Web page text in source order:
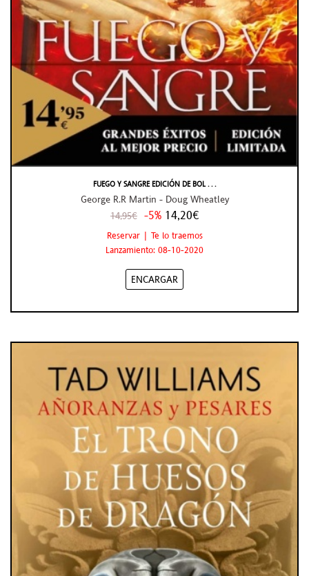
FUEGO Y SANGRE EDICIÓN DE BOL . . .
George R.R Martin - Doug Wheatley
14,95€ -5% 14,20€
Reservar | Te lo traemos
Lanzamiento: 08-10-2020
ENCARGAR